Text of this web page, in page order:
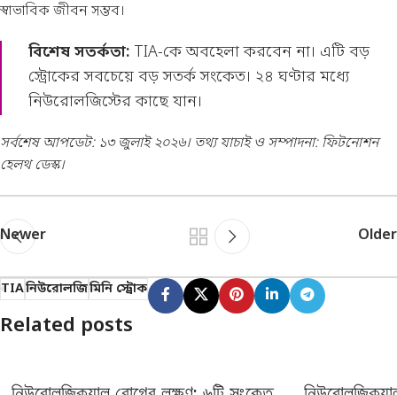
স্বাভাবিক জীবন সম্ভব।
বিশেষ সতর্কতা: TIA-কে অবহেলা করবেন না। এটি বড়
স্ট্রোকের সবচেয়ে বড় সতর্ক সংকেত। ২৪ ঘণ্টার মধ্যে
নিউরোলজিস্টের কাছে যান।
সর্বশেষ আপডেট: ১৩ জুলাই ২০২৬। তথ্য যাচাই ও সম্পাদনা: ফিটনোশন
হেলথ ডেস্ক।
Newer Older
TIAনিউরোলজিমিনি স্ট্রোক
Related posts